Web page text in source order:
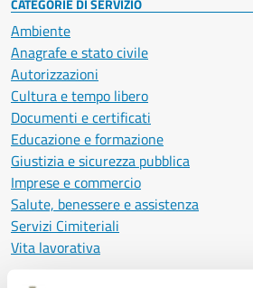
CATEGORIE DI SERVIZIO
Ambiente
Anagrafe e stato civile
Autorizzazioni
Cultura e tempo libero
Documenti e certificati
Educazione e formazione
Giustizia e sicurezza pubblica
Imprese e commercio
Salute, benessere e assistenza
Servizi Cimiteriali
Vita lavorativa